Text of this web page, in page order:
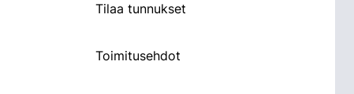
Tilaa tunnukset
Toimitusehdot